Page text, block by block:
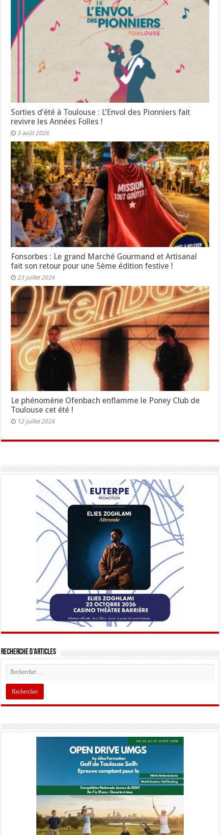
Sorties d’été à Toulouse : L’Envol des Pionniers fait
revivre les Années Folles !
3 août 2026
Fonsorbes : Le grand Marché Gourmand et Artisanal
fait son retour pour une 5ème édition festive !
23 juillet 2026
Le phénomène Ofenbach enflamme le Poney Club de
Toulouse cet été !
12 juillet 2026
Recherche d’articles